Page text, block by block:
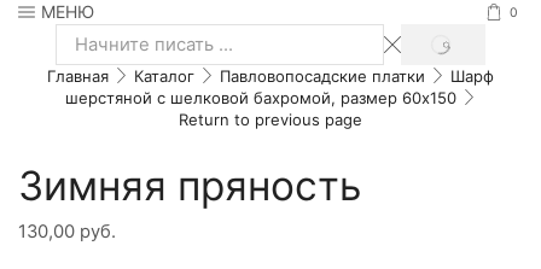
МЕНЮ 0
Search
input
SEARCH
Главная Каталог Павловопосадские платки
Шарф
шерстяной с шелковой бахромой, размер 60x150
Return to previous page
Зимняя пряность
130,00 руб.